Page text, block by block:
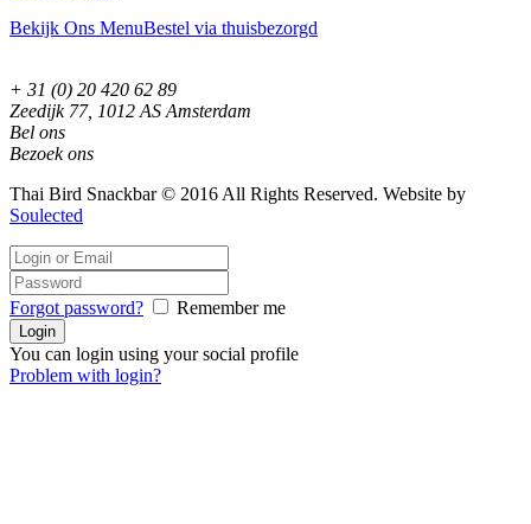
Bekijk Ons MenuBestel via thuisbezorgd
+ 31 (0) 20 420 62 89
Zeedijk 77, 1012 AS Amsterdam
Bel ons
Bezoek ons
Thai Bird Snackbar © 2016 All Rights Reserved. Website by
Soulected
Forgot password? Remember me
You can login using your social profile
Problem with login?